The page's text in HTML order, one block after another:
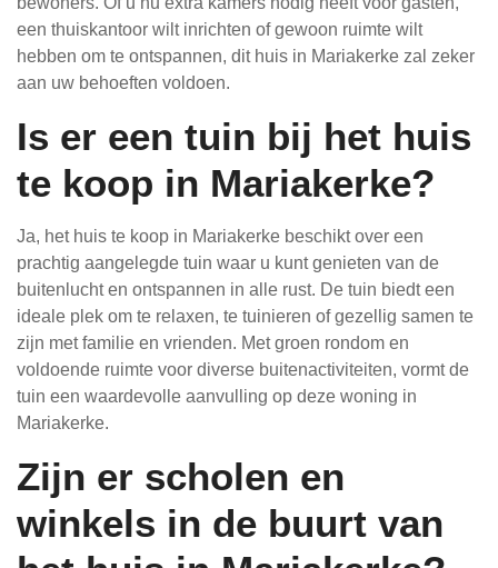
een thuiskantoor wilt inrichten of gewoon ruimte wilt
hebben om te ontspannen, dit huis in Mariakerke zal zeker
aan uw behoeften voldoen.
Is er een tuin bij het huis
te koop in Mariakerke?
Ja, het huis te koop in Mariakerke beschikt over een
prachtig aangelegde tuin waar u kunt genieten van de
buitenlucht en ontspannen in alle rust. De tuin biedt een
ideale plek om te relaxen, te tuinieren of gezellig samen te
zijn met familie en vrienden. Met groen rondom en
voldoende ruimte voor diverse buitenactiviteiten, vormt de
tuin een waardevolle aanvulling op deze woning in
Mariakerke.
Zijn er scholen en
winkels in de buurt van